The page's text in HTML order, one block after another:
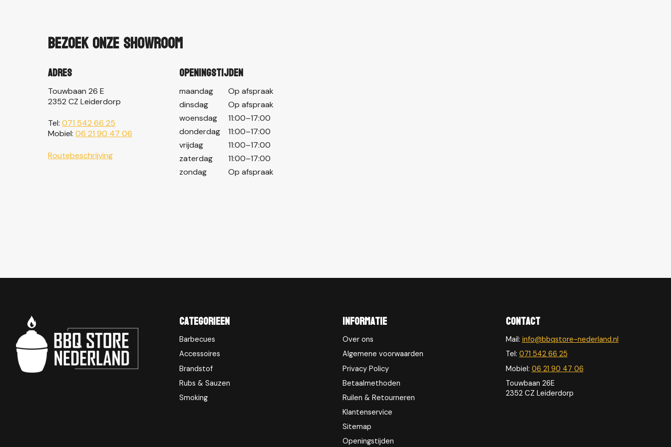
Bezoek onze showroom
Adres
Touwbaan 26 E
2352 CZ Leiderdorp
Tel: 071 542 66 25
Mobiel: 06 21 90 47 06
Routebeschrijving
Openingstijden
maandag
Op afspraak
dinsdag
Op afspraak
woensdag
11:00–17:00
donderdag
11:00–17:00
vrijdag
11:00–17:00
zaterdag
11:00–17:00
zondag
Op afspraak
Categorieen
Barbecues
Accessoires
Brandstof
Rubs & Sauzen
Smoking
Informatie
Over ons
Algemene voorwaarden
Privacy Policy
Betaalmethoden
Ruilen & Retourneren
Klantenservice
Sitemap
Openingstijden
Contact
Mail: info@bbqstore-nederland.nl
Tel: 071 542 66 25
Mobiel: 06 21 90 47 06
Touwbaan 26E
2352 CZ Leiderdorp